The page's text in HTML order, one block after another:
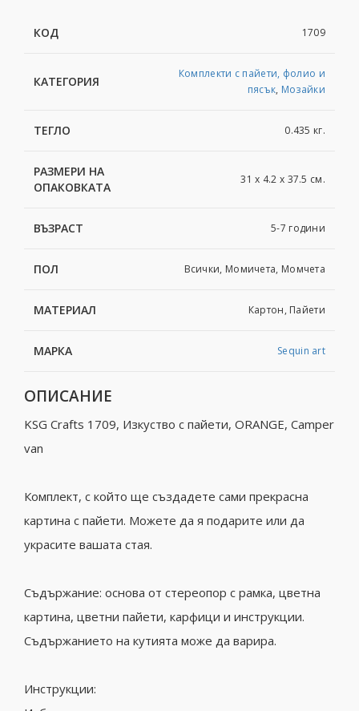
КОД 1709
КАТЕГОРИЯ
Комплекти с пайети, фолио и
пясък, Мозайки
ТЕГЛО 0.435 кг.
РАЗМЕРИ НА
ОПАКОВКАТА
31 x 4.2 x 37.5 см.
ВЪЗРАСТ 5-7 години
ПОЛ Всички, Момичета, Момчета
МАТЕРИАЛ Картoн, Пайети
МАРКА Sequin art
ОПИСАНИЕ
KSG Crafts 1709, Изкуство с пайети, ORANGE, Camper
van
Комплект, с който ще създадете сами прекрасна
картина с пайети. Можете да я подарите или да
украсите вашата стая.
Съдържание: основа от стереопор с рамка, цветна
картина, цветни пайети, карфици и инструкции.
Съдържанието на кутията може да варира.
Инструкции: